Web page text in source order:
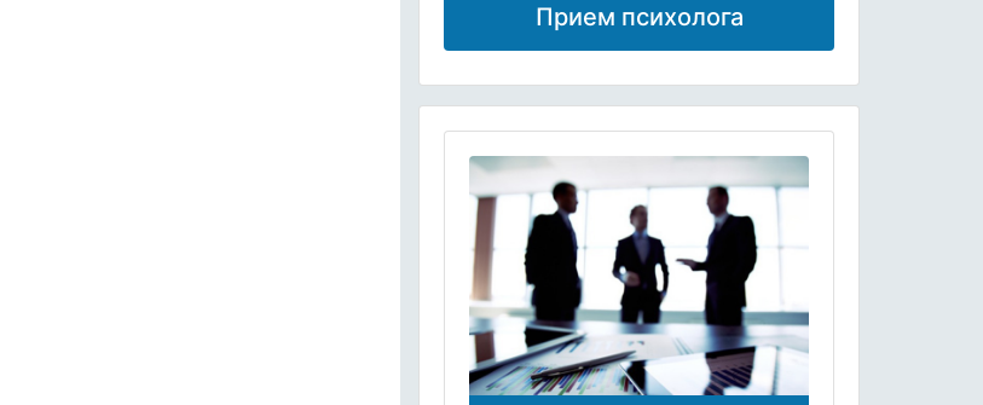
Прием психолога